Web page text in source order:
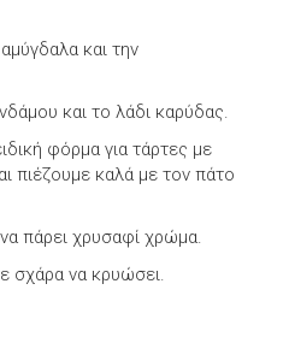
και την
και το λάδι καρύδας.
φόρμα για τάρτες με
πιέζουμε καλά με τον πάτο
πάρει χρυσαφί χρώμα.
σχάρα να κρυώσει.